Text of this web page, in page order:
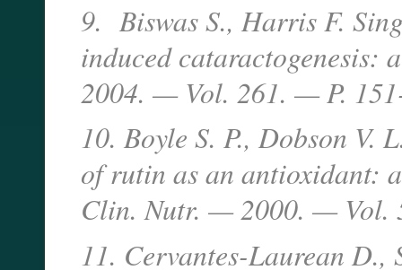
9. Biswas S., Harris F.
induced
2004. — Vol. 261. — P.
10. Boyle S. P., Dobson
of rutin as an antioxidant:
Clin. Nutr. — 2000. — Vol.
11. Cervantes-Laurean